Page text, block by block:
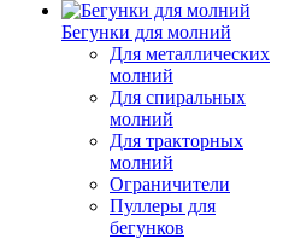
Бегунки для молний
Для металлических
молний
Для спиральных
молний
Для тракторных
молний
Ограничители
Пуллеры для
бегунков